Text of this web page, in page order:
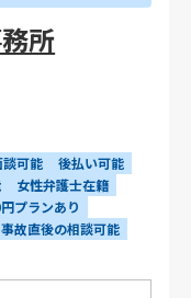
所
可能
後払い可能
女性弁護士在籍
プランあり
事故直後の相談可能